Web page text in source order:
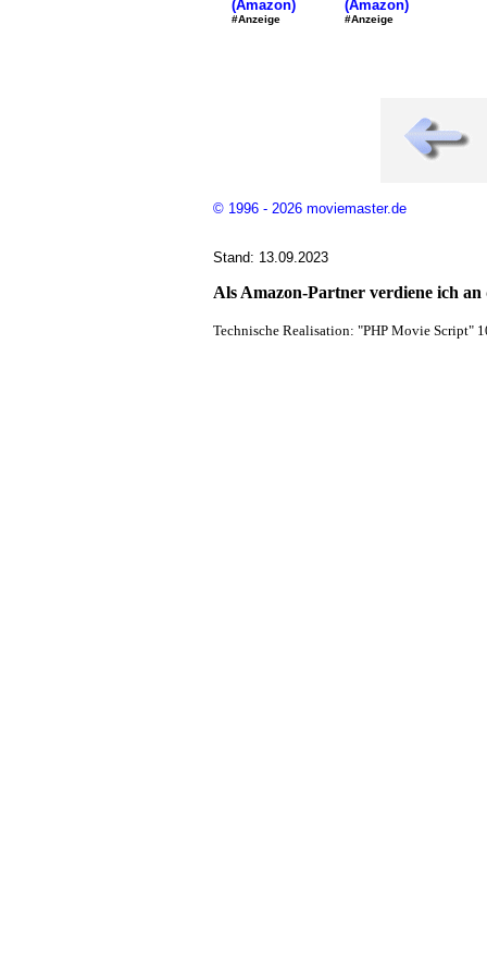
(Amazon)
#Anzeige
(Amazon)
#Anzeige
© 1996 - 2026 moviemaster.de
Stand: 13.09.2023
Als Amazon-Partner verdiene ich
Technische Realisation: "PHP Movie Script"